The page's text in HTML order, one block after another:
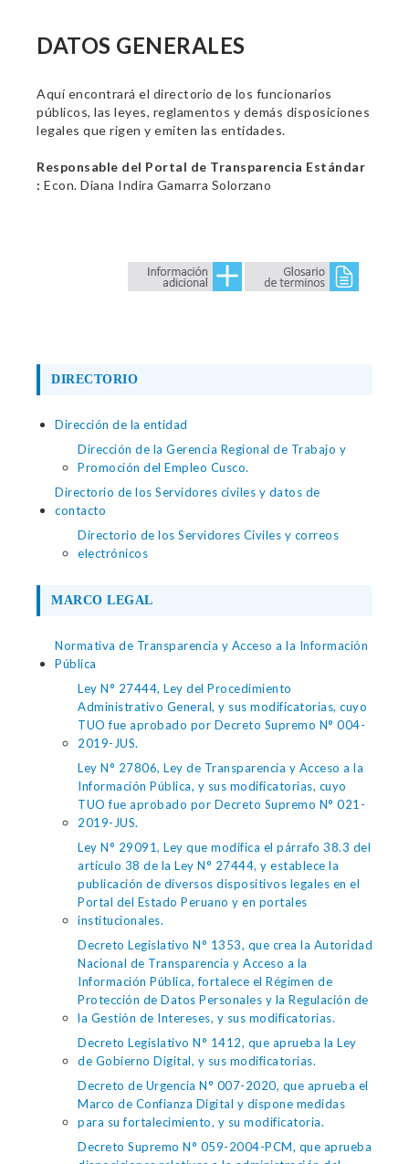
DATOS GENERALES
Aquí encontrará el directorio de los funcionarios
públicos, las leyes, reglamentos y demás disposiciones
legales que rigen y emiten las entidades.
Responsable del Portal de Transparencia Estándar
: Econ. Diana Indira Gamarra Solorzano
DIRECTORIO
Dirección de la entidad
Dirección de la Gerencia Regional de Trabajo y
Promoción del Empleo Cusco.
Directorio de los Servidores civiles y datos de
contacto
Directorio de los Servidores Civiles y correos
electrónicos
MARCO LEGAL
Normativa de Transparencia y Acceso a la Información
Pública
Ley N° 27444, Ley del Procedimiento
Administrativo General, y sus modificatorias, cuyo
TUO fue aprobado por Decreto Supremo N° 004-
2019-JUS.
Ley N° 27806, Ley de Transparencia y Acceso a la
Información Pública, y sus modificatorias, cuyo
TUO fue aprobado por Decreto Supremo N° 021-
2019-JUS.
Ley N° 29091, Ley que modifica el párrafo 38.3 del
artículo 38 de la Ley N° 27444, y establece la
publicación de diversos dispositivos legales en el
Portal del Estado Peruano y en portales
institucionales.
Decreto Legislativo N° 1353, que crea la Autoridad
Nacional de Transparencia y Acceso a la
Información Pública, fortalece el Régimen de
Protección de Datos Personales y la Regulación de
la Gestión de Intereses, y sus modificatorias.
Decreto Legislativo N° 1412, que aprueba la Ley
de Gobierno Digital, y sus modificatorias.
Decreto de Urgencia N° 007-2020, que aprueba el
Marco de Confianza Digital y dispone medidas
para su fortalecimiento, y su modificatoria.
Decreto Supremo N° 059-2004-PCM, que aprueba